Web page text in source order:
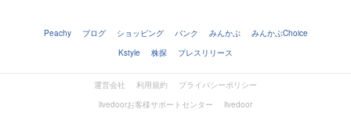
Peachy ブログ ショッピング バンク みんかぶ
みんかぶChoice
Kstyle
株探 プレスリリース
運営会社 利用規約
プライバシーポリシー
livedoorお客様サポートセンター
livedoor